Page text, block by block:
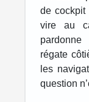
de
vire au
régate
les
question